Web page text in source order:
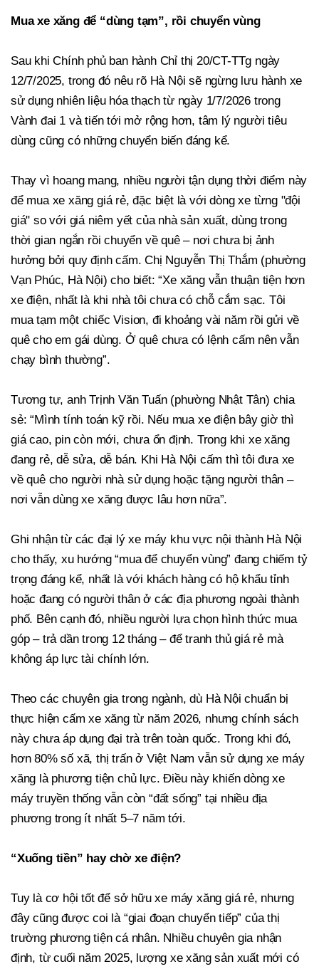
Mua xe xăng để “dùng tạm”, rồi chuyển vùng
Sau khi Chính phủ ban hành Chỉ thị 20/CT-TTg ngày
12/7/2025, trong đó nêu rõ Hà Nội sẽ ngừng lưu hành xe
sử dụng nhiên liệu hóa thạch từ ngày 1/7/2026 trong
Vành đai 1 và tiến tới mở rộng hơn, tâm lý người tiêu
dùng cũng có những chuyển biến đáng kể.
Thay vì hoang mang, nhiều người tận dụng thời điểm này
để mua xe xăng giá rẻ, đặc biệt là với dòng xe từng "đội
giá" so với giá niêm yết của nhà sản xuất, dùng trong
thời gian ngắn rồi chuyển về quê – nơi chưa bị ảnh
hưởng bởi quy định cấm. Chị Nguyễn Thị Thắm (phường
Vạn Phúc, Hà Nội) cho biết: “Xe xăng vẫn thuận tiện hơn
xe điện, nhất là khi nhà tôi chưa có chỗ cắm sạc. Tôi
mua tạm một chiếc Vision, đi khoảng vài năm rồi gửi về
quê cho em gái dùng. Ở quê chưa có lệnh cấm nên vẫn
chạy bình thường”.
Tương tự, anh Trịnh Văn Tuấn (phường Nhật Tân) chia
sẻ: “Mình tính toán kỹ rồi. Nếu mua xe điện bây giờ thì
giá cao, pin còn mới, chưa ổn định. Trong khi xe xăng
đang rẻ, dễ sửa, dễ bán. Khi Hà Nội cấm thì tôi đưa xe
về quê cho người nhà sử dụng hoặc tặng người thân –
nơi vẫn dùng xe xăng được lâu hơn nữa”.
Ghi nhận từ các đại lý xe máy khu vực nội thành Hà Nội
cho thấy, xu hướng “mua để chuyển vùng” đang chiếm tỷ
trọng đáng kể, nhất là với khách hàng có hộ khẩu tỉnh
hoặc đang có người thân ở các địa phương ngoài thành
phố. Bên cạnh đó, nhiều người lựa chọn hình thức mua
góp – trả dần trong 12 tháng – để tranh thủ giá rẻ mà
không áp lực tài chính lớn.
Theo các chuyên gia trong ngành, dù Hà Nội chuẩn bị
thực hiện cấm xe xăng từ năm 2026, nhưng chính sách
này chưa áp dụng đại trà trên toàn quốc. Trong khi đó,
hơn 80% số xã, thị trấn ở Việt Nam vẫn sử dụng xe máy
xăng là phương tiện chủ lực. Điều này khiến dòng xe
máy truyền thống vẫn còn “đất sống” tại nhiều địa
phương trong ít nhất 5–7 năm tới.
“Xuống tiền” hay chờ xe điện?
Tuy là cơ hội tốt để sở hữu xe máy xăng giá rẻ, nhưng
đây cũng được coi là “giai đoạn chuyển tiếp” của thị
trường phương tiện cá nhân. Nhiều chuyên gia nhận
định, từ cuối năm 2025, lượng xe xăng sản xuất mới có